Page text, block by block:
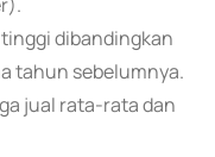
dibandingkan
tahun sebelumnya.
jual rata-rata dan